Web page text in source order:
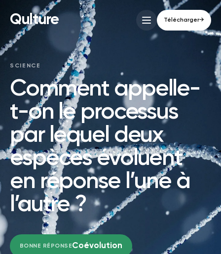
Qulture Télécharger→
SCIENCE
Comment appelle-
t-on le processus
par lequel deux
espèces évoluent
en réponse l’une à
l’autre ?
BONNE RÉPONSECoévolution